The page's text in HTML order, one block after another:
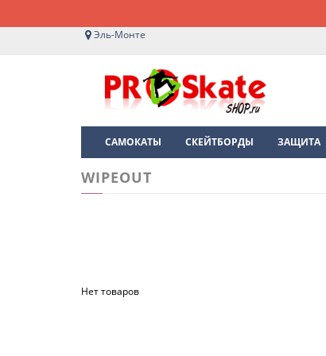
Эль-Монте
САМОКАТЫ СКЕЙТБОРДЫ ЗАЩИТА
WIPEOUT
Нет товаров